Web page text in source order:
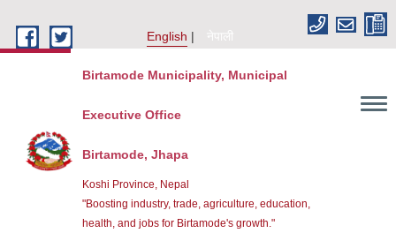
English
नेपाली
Birtamode Municipality, Municipal
Executive Office
Birtamode, Jhapa
Koshi Province, Nepal
"Boosting industry, trade, agriculture, education,
health, and jobs for Birtamode's growth."